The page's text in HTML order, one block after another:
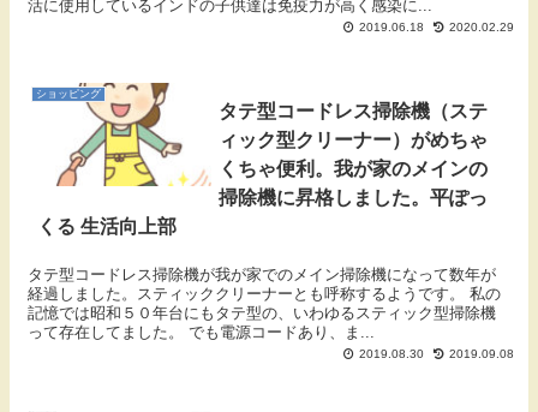
活に使用しているインドの子供達は免疫力が高く感染に...
2019.06.18 2020.02.29
ショッピング
タテ型コードレス掃除機（ステ
ィック型クリーナー）がめちゃ
くちゃ便利。我が家のメインの
掃除機に昇格しました。平ぽっ
くる 生活向上部
タテ型コードレス掃除機が我が家でのメイン掃除機になって数年が
経過しました。スティッククリーナーとも呼称するようです。 私の
記憶では昭和５０年台にもタテ型の、いわゆるスティック型掃除機
って存在してました。 でも電源コードあり、ま...
2019.08.30 2019.09.08